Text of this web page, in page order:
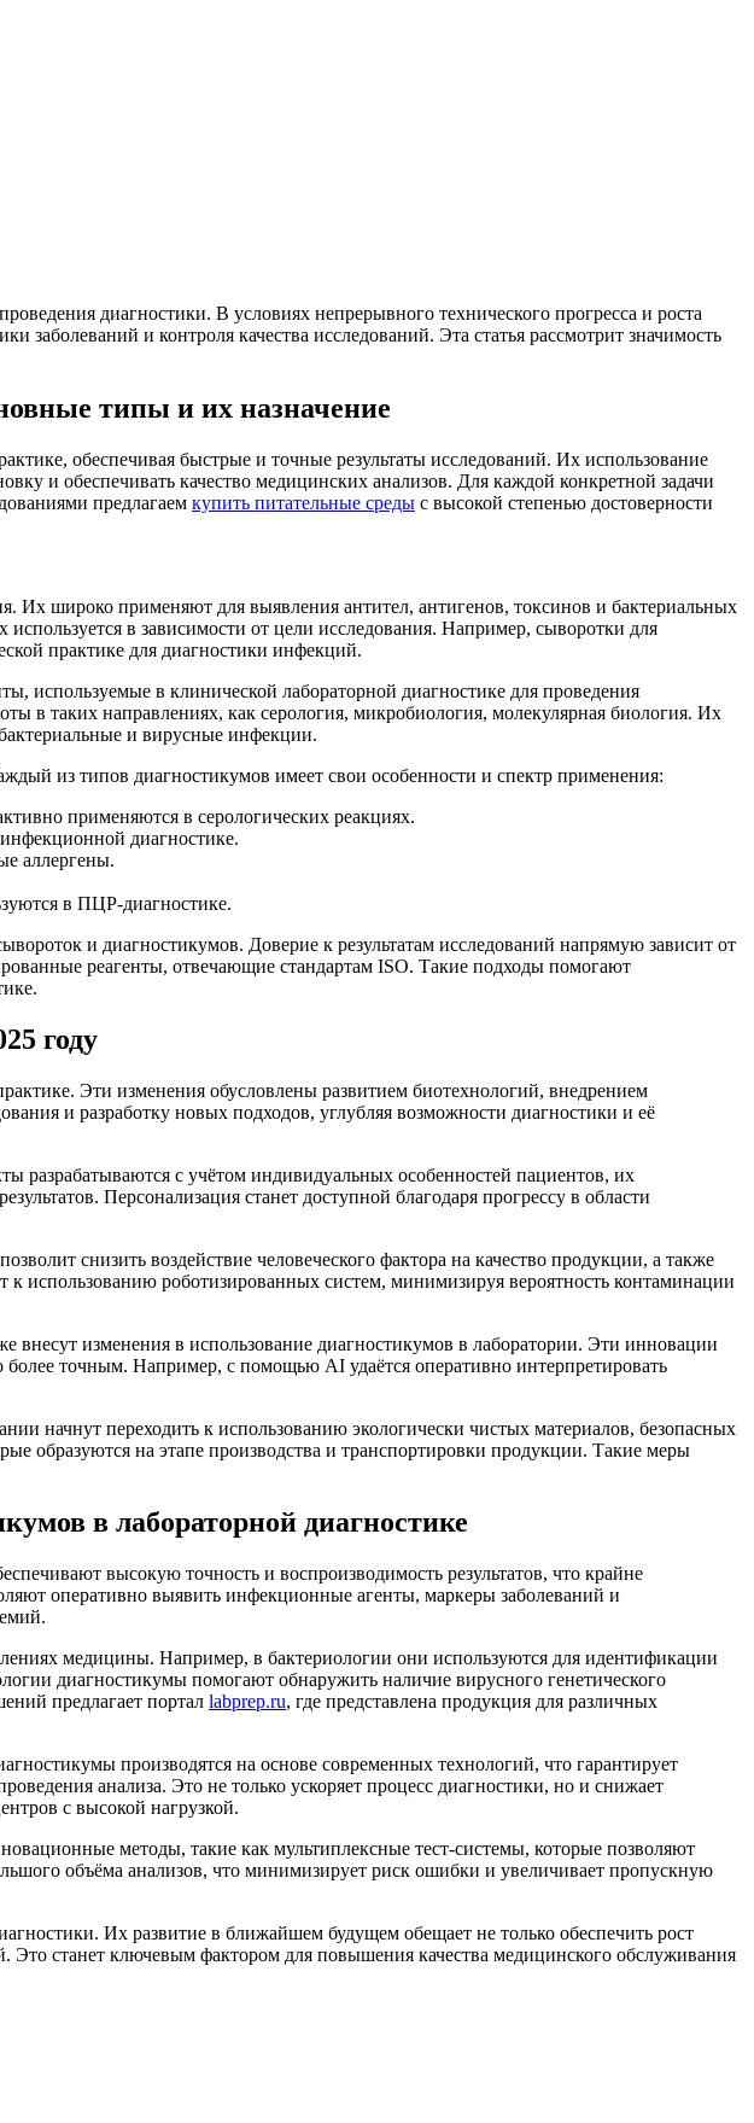
диагностики. В условиях непрерывного технического прогресса и роста
и контроля качества исследований. Эта статья рассмотрит значимость
типы и их назначение
обеспечивая быстрые и точные результаты исследований. Их использование
и обеспечивать качество медицинских анализов. Для каждой конкретной задачи
предлагаем купить питательные среды c высокой степенью достоверности
Их широко применяют для выявления антител, антигенов, токсинов и бактериальных
в зависимости от цели исследования. Например, сыворотки для
практике для диагностики инфекций.
используемые в клинической лабораторной диагностике для проведения
в таких направлениях, как серология, микробиология, молекулярная биология. Их
и вирусные инфекции.
из типов диагностикумов имеет свои особенности и спектр применения:
применяются в серологических реакциях.
диагностике.
аллергены.
в ПЦР-диагностике.
и диагностикумов. Доверие к результатам исследований напрямую зависит от
реагенты, отвечающие стандартам ISO. Такие подходы помогают
году
Эти изменения обусловлены развитием биотехнологий, внедрением
и разработку новых подходов, углубляя возможности диагностики и её
разрабатываются с учётом индивидуальных особенностей пациентов, их
Персонализация станет доступной благодаря прогрессу в области
снизить воздействие человеческого фактора на качество продукции, а также
использованию роботизированных систем, минимизируя вероятность контаминации
внесут изменения в использование диагностикумов в лаборатории. Эти инновации
более точным. Например, с помощью AI удаётся оперативно интерпретировать
начнут переходить к использованию экологически чистых материалов, безопасных
образуются на этапе производства и транспортировки продукции. Такие меры
в лабораторной диагностике
высокую точность и воспроизводимость результатов, что крайне
оперативно выявить инфекционные агенты, маркеры заболеваний и
медицины. Например, в бактериологии они используются для идентификации
диагностикумы помогают обнаружить наличие вирусного генетического
предлагает портал labprep.ru, где представлена продукция для различных
производятся на основе современных технологий, что гарантирует
анализа. Это не только ускоряет процесс диагностики, но и снижает
с высокой нагрузкой.
методы, такие как мультиплексные тест-системы, которые позволяют
объёма анализов, что минимизирует риск ошибки и увеличивает пропускную
Их развитие в ближайшем будущем обещает не только обеспечить рост
станет ключевым фактором для повышения качества медицинского обслуживания